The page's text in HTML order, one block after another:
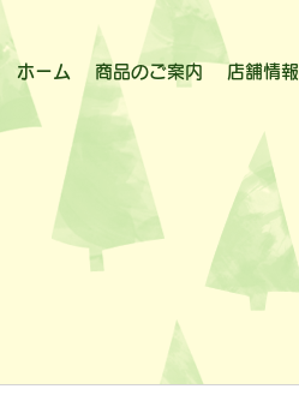
ホーム 商品のご案内 店舗情報